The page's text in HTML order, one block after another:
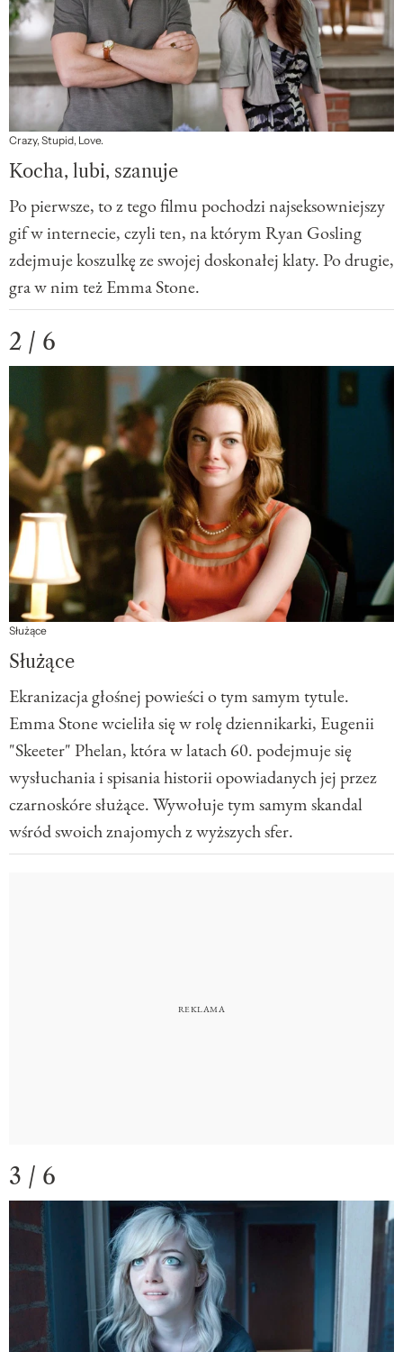
Crazy, Stupid, Love.
Kocha, lubi, szanuje
Po pierwsze, to z tego filmu pochodzi najseksowniejszy
gif w internecie, czyli ten, na którym Ryan Gosling
zdejmuje koszulkę ze swojej doskonałej klaty. Po drugie,
gra w nim też Emma Stone.
2 / 6
Służące
Służące
Ekranizacja głośnej powieści o tym samym tytule.
Emma Stone wcieliła się w rolę dziennikarki, Eugenii
"Skeeter" Phelan, która w latach 60. podejmuje się
wysłuchania i spisania historii opowiadanych jej przez
czarnoskóre służące. Wywołuje tym samym skandal
wśród swoich znajomych z wyższych sfer.
3 / 6